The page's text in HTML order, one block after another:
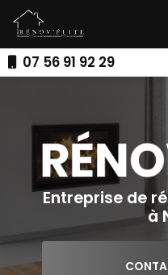
au
contenu
principal07 56 91 92 29
Entreprise de
à